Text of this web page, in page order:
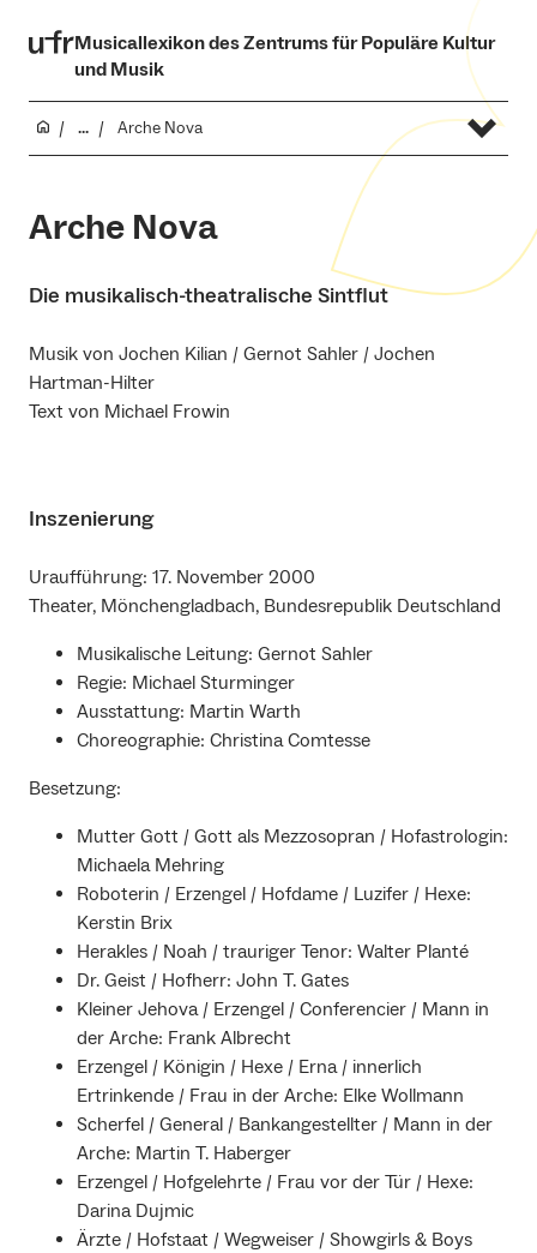
Musicallexikon des Zentrums für Populäre Kultur
und Musik
... Arche Nova
Arche Nova
Die musikalisch-theatralische Sintflut
Musik von Jochen Kilian / Gernot Sahler / Jochen
Hartman-Hilter
Text von Michael Frowin
Inszenierung
Uraufführung: 17. November 2000
Theater, Mönchengladbach, Bundesrepublik Deutschland
Musikalische Leitung: Gernot Sahler
Regie: Michael Sturminger
Ausstattung: Martin Warth
Choreographie: Christina Comtesse
Besetzung:
Mutter Gott / Gott als Mezzosopran / Hofastrologin:
Michaela Mehring
Roboterin / Erzengel / Hofdame / Luzifer / Hexe:
Kerstin Brix
Herakles / Noah / trauriger Tenor: Walter Planté
Dr. Geist / Hofherr: John T. Gates
Kleiner Jehova / Erzengel / Conferencier / Mann in
der Arche: Frank Albrecht
Erzengel / Königin / Hexe / Erna / innerlich
Ertrinkende / Frau in der Arche: Elke Wollmann
Scherfel / General / Bankangestellter / Mann in der
Arche: Martin T. Haberger
Erzengel / Hofgelehrte / Frau vor der Tür / Hexe:
Darina Dujmic
Ärzte / Hofstaat / Wegweiser / Showgirls & Boys